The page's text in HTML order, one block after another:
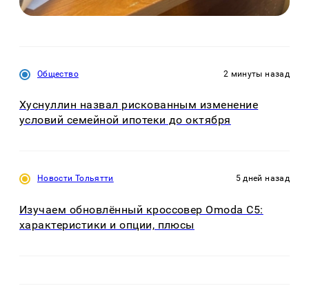
Общество 2 минуты назад
Хуснуллин назвал рискованным изменение
условий семейной ипотеки до октября
Новости Тольятти 5 дней назад
Изучаем обновлённый кроссовер Omoda C5:
характеристики и опции, плюсы